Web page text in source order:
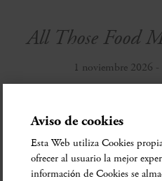
All Those Food
1 noviembre 2026
1 septiembre 2026 -
Aviso de cookies
Esta Web utiliza Cookies
ofrecer al usuario la mejor
información de Cookies se